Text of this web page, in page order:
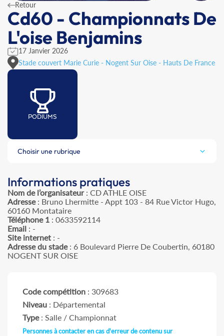
Retour
Cd60 - Championnats De
L'oise Benjamins
17 Janvier 2026
Stade couvert Marie Curie - Nogent Sur Oise - Hauts De France
PODIUMS
Choisir une rubrique
Informations pratiques
Nom de l’organisateur: CD ATHLE OISE
Adresse: Bruno Lhermitte - Appt 103 - 84 Rue Victor Hugo,
60160 Montataire
Téléphone 1 : 0633592114
Email : -
Site internet : -
Adresse du stade: 6 Boulevard Pierre De Coubertin, 60180
NOGENT SUR OISE
Code compétition : 309683
Niveau : Départemental
Type: Salle / Championnat
Personnes à contacter en cas d'erreur de contenu sur